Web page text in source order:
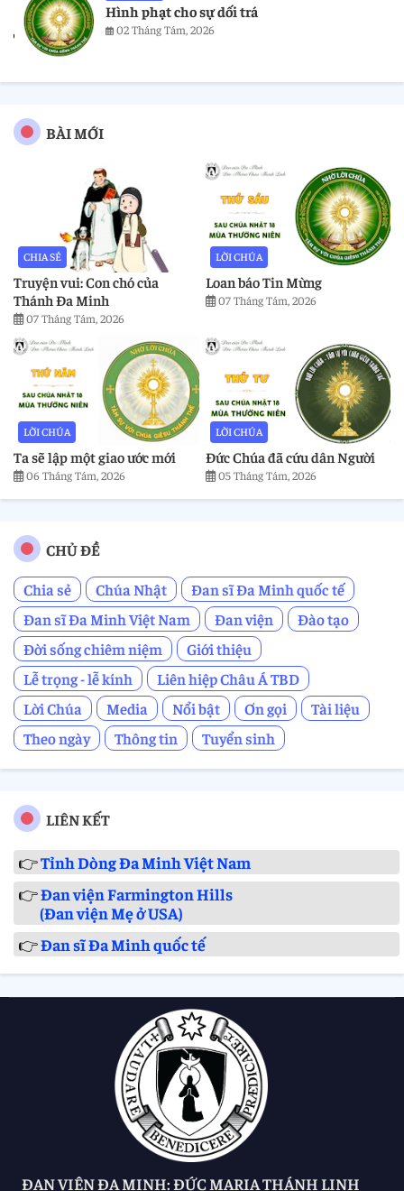
Hình phạt cho sự dối trá
02 Tháng Tám, 2026
BÀI MỚI
CHIA SẺ
Truyện vui: Con chó của
Thánh Đa Minh
07 Tháng Tám, 2026
LỜI CHÚA
Loan báo Tin Mừng
07 Tháng Tám, 2026
LỜI CHÚA
Ta sẽ lập một giao ước mới
06 Tháng Tám, 2026
LỜI CHÚA
Đức Chúa đã cứu dân Người
05 Tháng Tám, 2026
CHỦ ĐỀ
Chia sẻ
Chúa Nhật
Đan sĩ Đa Minh quốc tế
Đan sĩ Đa Minh Việt Nam
Đan viện
Đào tạo
Đời sống chiêm niệm
Giới thiệu
Lễ trọng - lễ kính
Liên hiệp Châu Á TBD
Lời Chúa
Media Nổi bật Ơn gọi
Tài liệu
Theo ngày
Thông tin Tuyển sinh
LIÊN KẾT
👉Tỉnh Dòng Đa Minh Việt Nam
👉Đan viện Farmington Hills
(Đan viện Mẹ ở USA)
👉Đan sĩ Đa Minh quốc tế
ĐAN VIỆN ĐA MINH: ĐỨC MARIA THÁNH LINH